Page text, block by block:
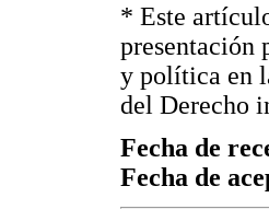
* Este
presentación
y política en
del Derecho
Fecha de
Fecha de